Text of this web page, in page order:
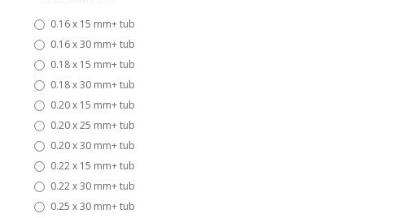
0.16 x 15 mm+ tub
0.16 x 30 mm+ tub
0.18 x 15 mm+ tub
0.18 x 30 mm+ tub
0.20 x 15 mm+ tub
0.20 x 25 mm+ tub
0.20 x 30 mm+ tub
0.22 x 15 mm+ tub
0.22 x 30 mm+ tub
0.25 x 30 mm+ tub